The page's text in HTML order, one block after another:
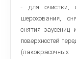
- для очистки,
шерохования,
снятия заусениц
поверхностей